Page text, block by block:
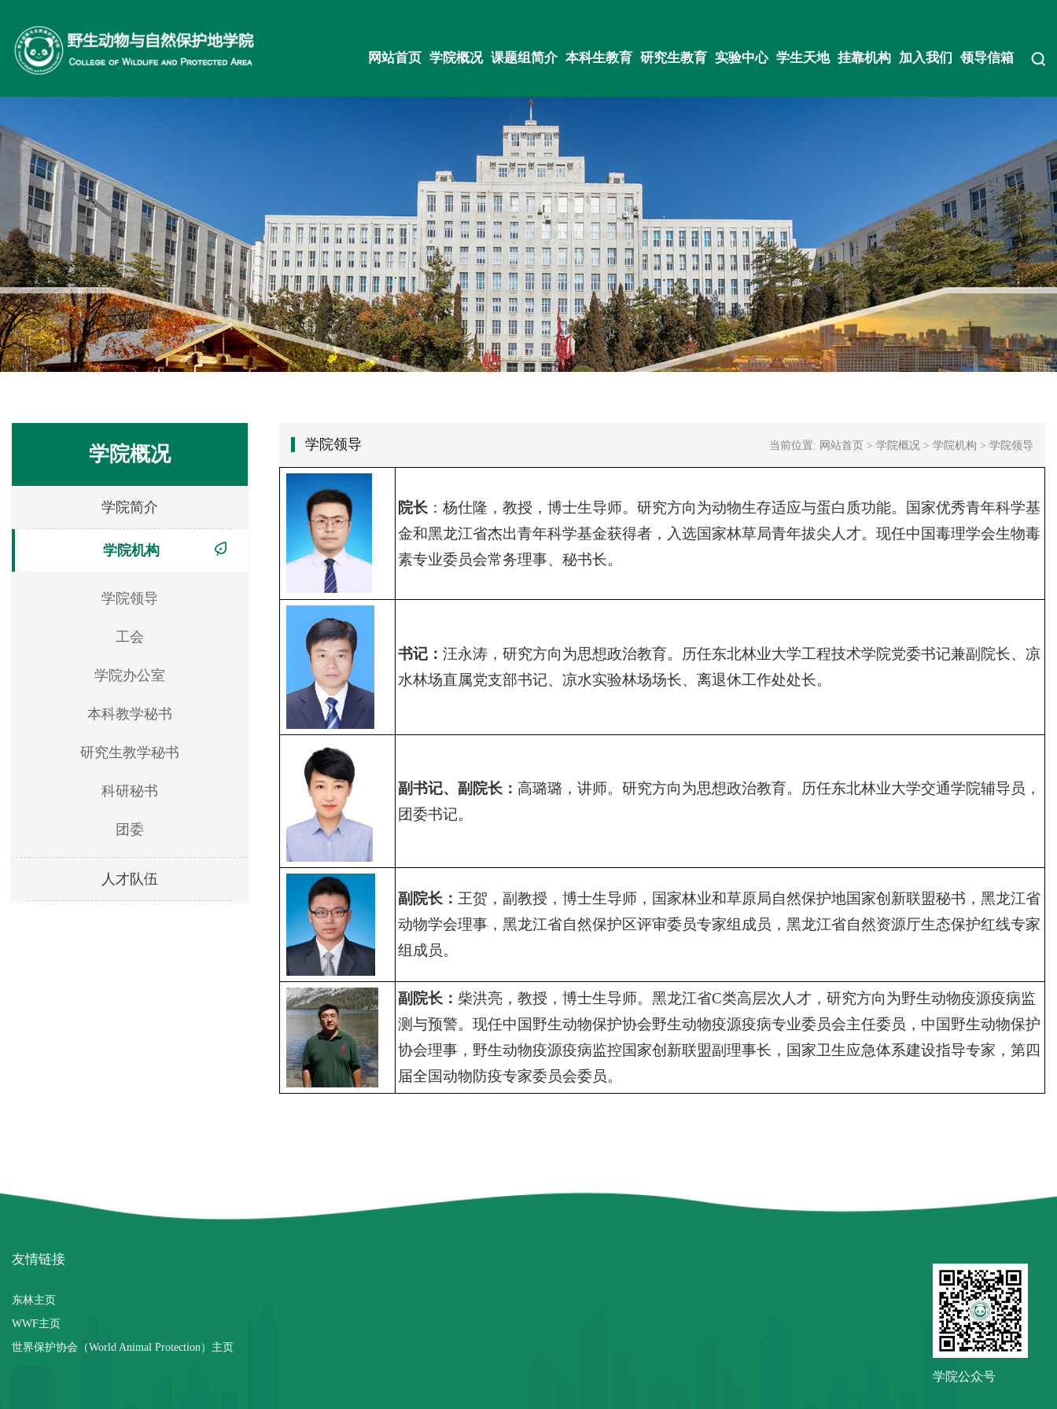
网站首页 学院概况 课题组简介 本科生教育 研究生教育 实验中心 学生天地 挂靠机构 加入我们 领导信箱
学院概况
学院简介
学院机构
学院领导
工会
学院办公室
本科教学秘书
研究生教学秘书
科研秘书
团委
人才队伍
学院领导 当前位置: 网站首页 > 学院概况 > 学院机构 > 学院领导
院长 ：杨仕隆，教授，博士生导师。研究方向为动物生存适应与蛋白质功能。国家优秀青年科学基
金和黑龙江省杰出青年科学基金获得者，入选国家林草局青年拔尖人才。现任中国毒理学会生物毒
素专业委员会常务理事、秘书长。
书记 ： 汪永涛，研究方向为思想政治教育。历任东北林业大学工程技术学院党委书记兼副院长、凉
水林场直属党支部书记、凉水实验林场场长、离退休工作处处长。
副书记、副院长： 高璐璐，讲师。研究方向为思想政治教育。历任东北林业大学交通学院辅导员，
团委书记。
副院长： 王贺，副教授，博士生导师，国家林业和草原局自然保护地国家创新联盟秘书，黑龙江省
动物学会理事，黑龙江省自然保护区评审委员专家组成员，黑龙江省自然资源厅生态保护红线专家
组成员。
副院长： 柴洪亮，教授，博士生导师。黑龙江省C类高层次人才，研究方向为野生动物疫源疫病监
测与预警。现任中国野生动物保护协会野生动物疫源疫病专业委员会主任委员，中国野生动物保护
协会理事，野生动物疫源疫病监控国家创新联盟副理事长，国家卫生应急体系建设指导专家，第四
届全国动物防疫专家委员会委员。
友情链接
东林主页
WWF主页
世界保护协会（World Animal Protection）主页
学院公众号